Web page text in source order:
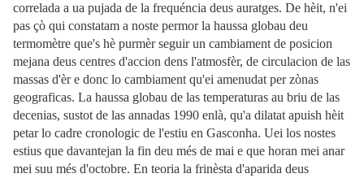
correlada a ua pujada de la frequéncia deus auratges. De hèit, n'ei
pas çò qui constatam a noste permor la haussa globau deu
termomètre que's hè purmèr seguir un cambiament de posicion
mejana deus centres d'accion dens l'atmosfèr, de circulacion de las
massas d'èr e donc lo cambiament qu'ei amenudat per zònas
geograficas. La haussa globau de las temperaturas au briu de las
decenias, sustot de las annadas 1990 enlà, qu'a dilatat apuish hèit
petar lo cadre cronologic de l'estiu en Gasconha. Uei los nostes
estius que davantejan la fin deu més de mai e que horan mei anar
mei suu més d'octobre. En teoria la frinèsta d'aparida deus